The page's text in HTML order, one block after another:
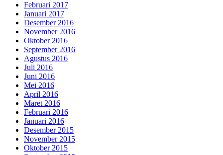
Februari 2017
Januari 2017
Desember 2016
November 2016
Oktober 2016
September 2016
Agustus 2016
Juli 2016
Juni 2016
Mei 2016
April 2016
Maret 2016
Februari 2016
Januari 2016
Desember 2015
November 2015
Oktober 2015